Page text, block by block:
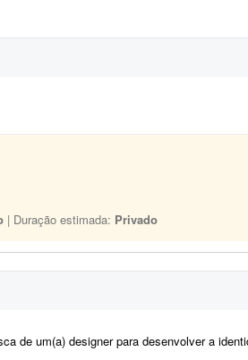
| Duração estimada: Privado
designer para desenvolver a identidade visual para o meu casamento.